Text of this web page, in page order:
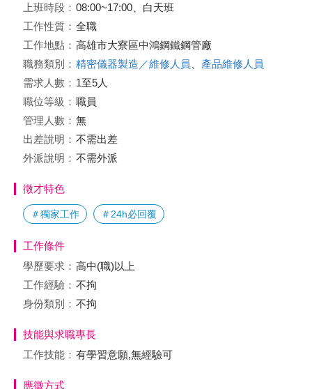
上班時段： 08:00~17:00、白天班
工作性質： 全職
工作地點： 高雄市大寮區中鴻鋼鐵鋼管廠
職務類別： 精密儀器製造／維修人員
產品維修人員
需求人數： 1至5人
職位等級： 職員
管理人數： 無
出差說明： 不需出差
外派說明： 不需外派
徵才特色
＃獨家工作 ＃24h必回覆
工作條件
學歷要求： 高中(職)以上
工作經驗： 不拘
身份類別： 不拘
技能與求職專長
工作技能： 有學習意願,無經驗可
應徵方式